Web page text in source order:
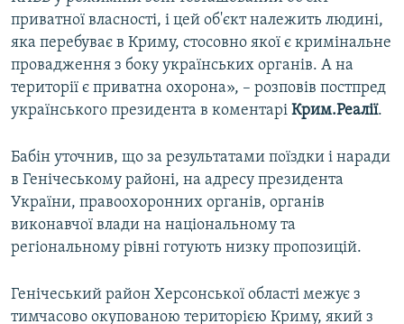
приватної власності, і цей об'єкт належить людині,
яка перебуває в Криму, стосовно якої є кримінальне
провадження з боку українських органів. А на
території є приватна охорона», – розповів постпред
українського президента в коментарі Крим.Реалії.
Бабін уточнив, що за результатами поїздки і наради
в Генічеському районі, на адресу президента
України, правоохоронних органів, органів
виконавчої влади на національному та
регіональному рівні готують низку пропозицій.
Генічеський район Херсонської області межує з
тимчасово окупованою територією Криму, який з